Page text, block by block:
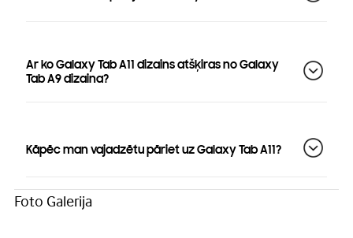
Ar ko Galaxy Tab A11 dizains atšķiras no Galaxy
Tab A9 dizaina?
Kāpēc man vajadzētu pāriet uz Galaxy Tab A11?
Foto Galerija